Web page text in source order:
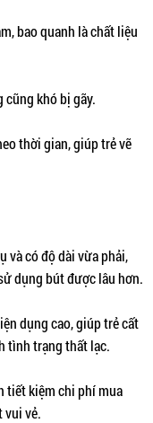
bao quanh là chất liệu
cũng khó bị gãy.
thời gian, giúp trẻ vẽ
và có độ dài vừa phải,
dụng bút được lâu hơn.
dụng cao, giúp trẻ cất
tình trạng thất lạc.
tiết kiệm chi phí mua
vui vẻ.